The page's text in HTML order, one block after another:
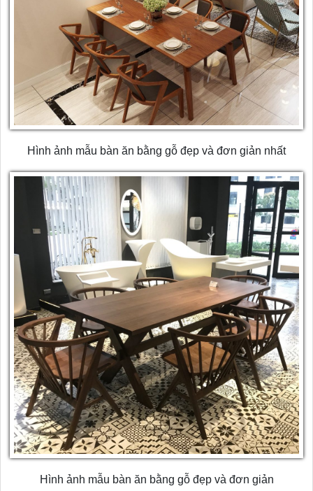
Hình ảnh mẫu bàn ăn bằng gỗ đẹp và đơn giản nhất
Hình ảnh mẫu bàn ăn bằng gỗ đẹp và đơn giản